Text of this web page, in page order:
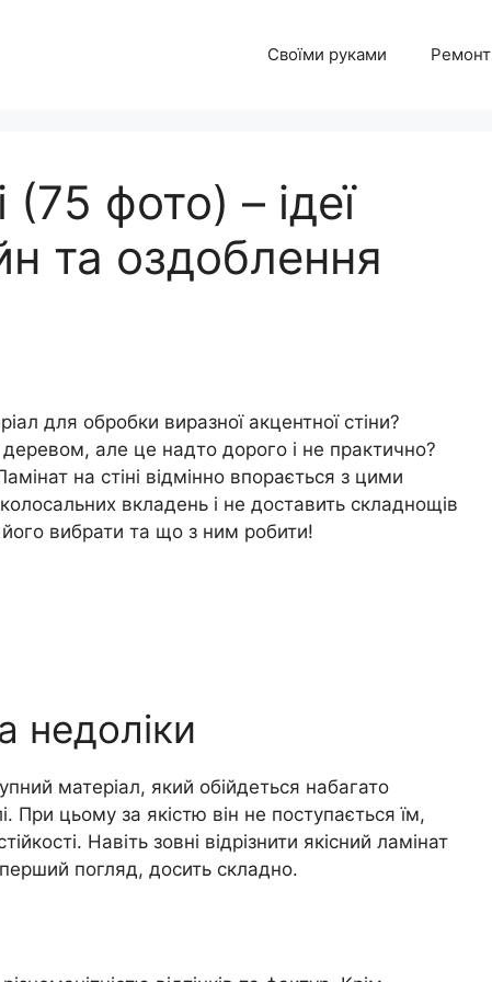
Своїми руками Ремонт
(75 фото) – ідеї
та оздоблення
для обробки виразної акцентної стіни?
але це надто дорого і не практично?
на стіні відмінно впорається з цими
вкладень і не доставить складнощів
вибрати та що з ним робити!
недоліки
матеріал, який обійдеться набагато
При цьому за якістю він не поступається їм,
Навіть зовні відрізнити якісний ламінат
погляд, досить складно.